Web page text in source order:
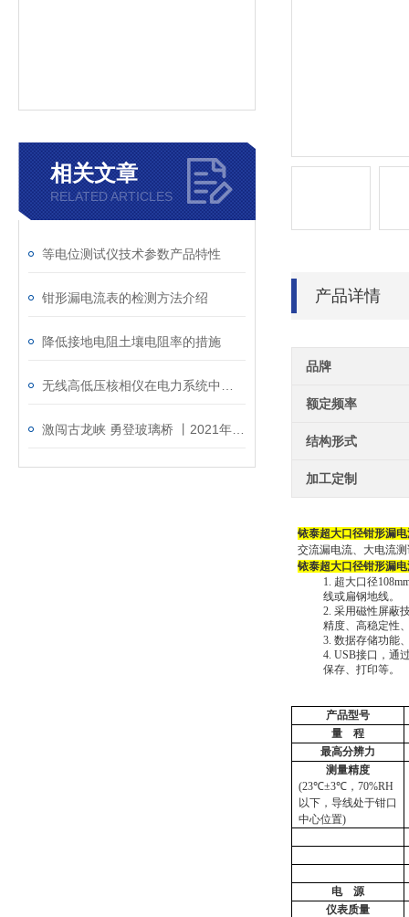
相关文章
RELATED ARTICLES
等电位测试仪技术参数产品特性
钳形漏电流表的检测方法介绍
降低接地电阻土壤电阻率的措施
产品详情
品牌
额定频率
结构形式
加工定制
铱泰超大口径钳形漏
交流漏电流、大电流
铱泰超大口径钳形漏
1. 超大口径
线或扁钢地线。
2. 采用磁性屏蔽
精度、高稳定性
3. 数据存储功能
4. USB接口，通
保存、打印等。
产品型号
量
程
最高分辨力
测量精度
(23℃±3℃，70%RH
以下，导线处于钳口
中心位置)
电
源
仪表质量